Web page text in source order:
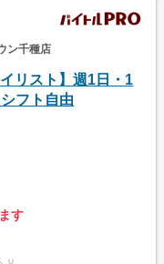
ン千種店
イリスト】週1日・1
フト自由
す